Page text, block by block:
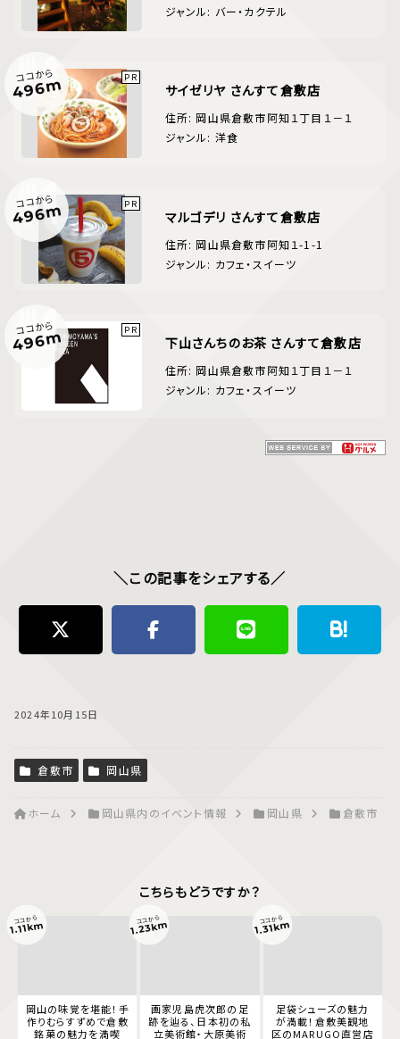
ジャンル: バー・カクテル
ココから
496m サイゼリヤ さんすて倉敷店
住所: 岡山県倉敷市阿知１丁目１－１
ジャンル: 洋食
ココから
496m マルゴデリ さんすて倉敷店
住所: 岡山県倉敷市阿知１-1-1
ジャンル: カフェ・スイーツ
ココから
496m 下山さんちのお茶 さんすて倉敷店
住所: 岡山県倉敷市阿知１丁目１－１
ジャンル: カフェ・スイーツ
＼この記事をシェアする／
2024年10月15日
倉敷市 岡山県
ホーム 岡山県内のイベント情報 岡山県 倉敷市
こちらもどうですか？
岡山の味覚を堪能！手
作りむらすずめで倉敷
銘菓の魅力を満喫
ココから
1.11km
画家児島虎次郎の足
跡を辿る、日本初の私
立美術館・大原美術
ココから
1.23km
足袋シューズの魅力
が満載！倉敷美観地
区のMARUGO直営店
ココから
1.31km